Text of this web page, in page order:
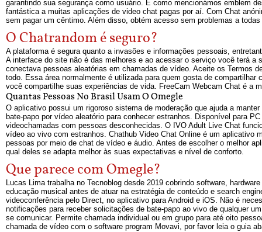
garantindo sua segurança como usuário. E como mencionámos emblem
fantástica a muitas aplicações de video chat pagas por aí. Com Chat
sem pagar um cêntimo. Além disso, obtém acesso sem problemas a
O Chatrandom é seguro?
A plataforma é segura quanto a invasões e informações pessoais,
A interface do site não é das melhores e ao acessar o serviço você terá a
conectava pessoas aleatórias em chamadas de vídeo. Aceite os Termos
todo. Essa área normalmente é utilizada para quem gosta de
você compartilhe suas experiências de vida. FreeCam Webcam Chat é a
Quantas Pessoas No Brasil Usam O Omegle
O aplicativo possui um rigoroso sistema de moderação que ajuda a
bate-papo por vídeo aleatório para conhecer estranhos. Disponível para
videochamadas com pessoas desconhecidas. O IVO Adult Live Chat
vídeo ao vivo com estranhos. Chathub Video Chat Online é um aplicativo
pessoas por meio de chat de vídeo e áudio. Antes de escolher o melhor
qual deles se adapta melhor às suas expectativas e nível de conforto.
Que parece com Omegle?
Lucas Lima trabalha no Tecnoblog desde 2019 cobrindo software,
educação musical antes de atuar na estratégia de conteúdo e search
videoconferência pelo Direct, no aplicativo para Android e iOS. Não é
notificações para receber solicitações de bate-papo ao vivo de qualquer
se comunicar. Permite chamada individual ou em grupo para até oito
chamada de vídeo com o software program Movavi, por favor leia o guia